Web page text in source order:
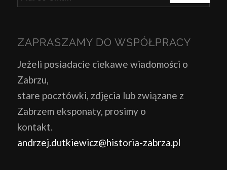
ZAPRASZAMY DO WSPÓŁPRACY
Jeżeli posiadacie ciekawe wiadomości o
Zabrzu,
stare pocztówki, zdjęcia lub związane z
Zabrzem eksponaty, prosimy o
kontakt.
andrzej.dutkiewicz@historia-zabrza.pl